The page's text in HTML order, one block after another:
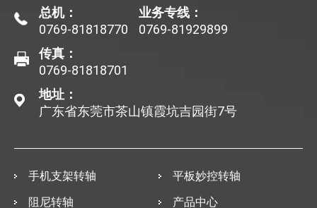
总机：
0769-81818770
业务专线：
0769-81929899
传真：
0769-81818701
地址：
广东省东莞市茶山镇霞坑吉园街7号
手机支架转轴
平板妙控转轴
阻尼转轴
产品中心